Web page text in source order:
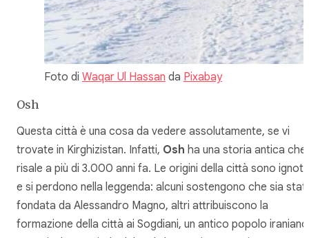
Foto di Waqar Ul Hassan da Pixabay
Osh
Questa città è una cosa da vedere assolutamente, se vi
trovate in Kirghizistan. Infatti, Osh ha una storia antica che
risale a più di 3.000 anni fa. Le origini della città sono ignote
e si perdono nella leggenda: alcuni sostengono che sia
fondata da Alessandro Magno, altri attribuiscono la
formazione della città ai Sogdiani, un antico popolo